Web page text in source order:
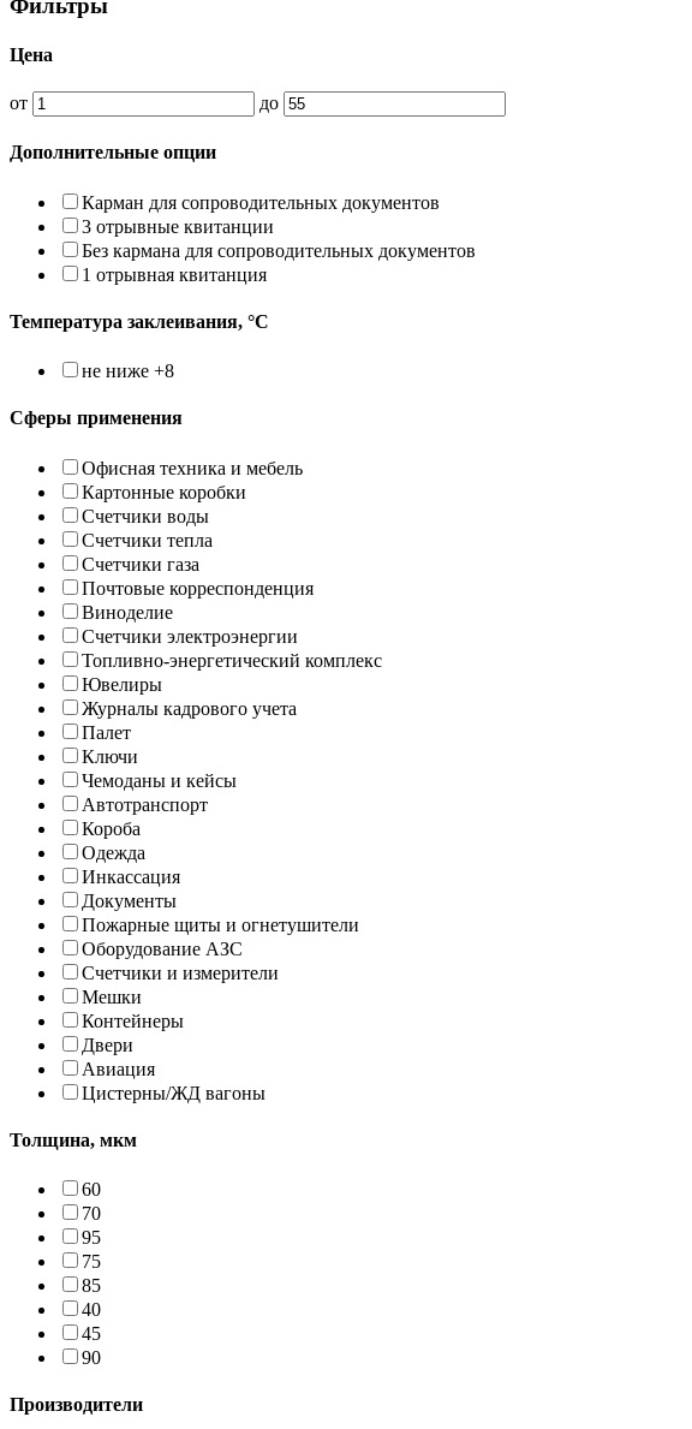
Цена
от до
Дополнительные опции
Карман для сопроводительных документов
3 отрывные квитанции
Без кармана для сопроводительных документов
1 отрывная квитанция
Температура заклеивания, °С
не ниже +8
Сферы применения
Офисная техника и мебель
Картонные коробки
Счетчики воды
Счетчики тепла
Счетчики газа
Почтовые корреспонденция
Виноделие
Счетчики электроэнергии
Топливно-энергетический комплекс
Ювелиры
Журналы кадрового учета
Палет
Ключи
Чемоданы и кейсы
Автотранспорт
Короба
Одежда
Инкассация
Документы
Пожарные щиты и огнетушители
Оборудование АЗС
Счетчики и измерители
Мешки
Контейнеры
Двери
Авиация
Цистерны/ЖД вагоны
Толщина, мкм
60
70
95
75
85
40
45
90
Производители